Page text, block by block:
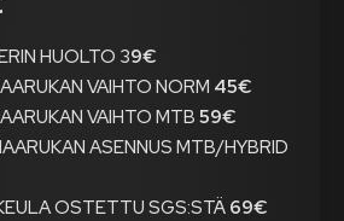
HUOLTO 39€
VAIHTO NORM 45€
VAIHTO MTB 59€
ASENNUS MTB/HYBRID
OSTETTU SGS:STÄ 69€